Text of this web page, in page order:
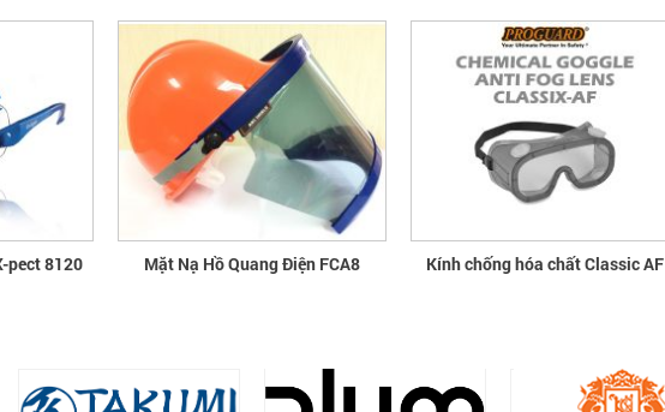
pect 8120 Mặt Nạ Hồ Quang Điện FCA8 Kính chống hóa chất Classic AF